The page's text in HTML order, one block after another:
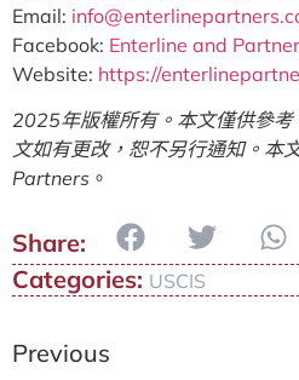
Email:
Facebook: Enterline and
Website: https://
2025年版權所有。本文僅供參
文如有更改，恕不另行通知。本
Partners 。
Categories: USCIS
Previous